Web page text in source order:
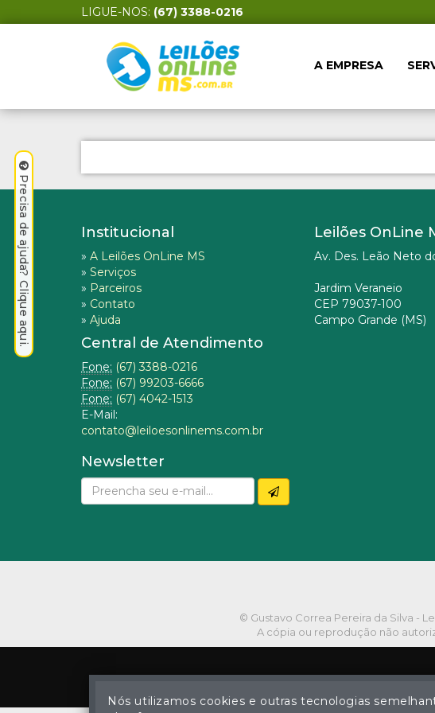
LIGUE-NOS: (67) 3388-0216
A EMPRESA
Institucional
» A Leilões OnLine MS
» Serviços
» Parceiros
» Contato
» Ajuda
Central de Atendimento
Fone: (67) 3388-0216
Fone: (67) 99203-6666
Fone: (67) 4042-1513
E-Mail:
contato@leiloesonlinems.com.br
Newsletter
Leilões OnLine
Av. Des. Leão Neto
Jardim Veraneio
CEP 79037-100
Campo Grande (MS)
© Gustavo Correa Pereira da Silva -
A cópia ou reprodução não
Precisa de ajuda? Clique aqui.
Nós utilizamos cookies e outras tecnologias